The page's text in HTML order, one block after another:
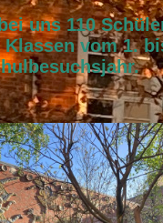
uns 110
vom 1.